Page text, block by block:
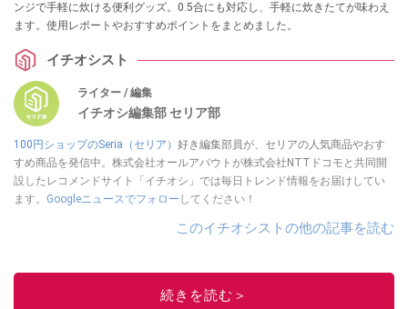
ンジで手軽に炊ける便利グッズ。0.5合にも対応し、手軽に炊きたてが味わえ
ます。使用レポートやおすすめポイントをまとめました。
イチオシスト
ライター / 編集
イチオシ編集部 セリア部
100円ショップのSeria（セリア） 好き編集部員が、セリアの人気商品やおす
すめ商品を発信中。株式会社オールアバウトが株式会社NTTドコモと共同開
設したレコメンドサイト「イチオシ」では毎日トレンド情報をお届けしてい
ます。 Googleニュースでフォロー してください！
このイチオシストの他の記事を読む
続きを読む＞